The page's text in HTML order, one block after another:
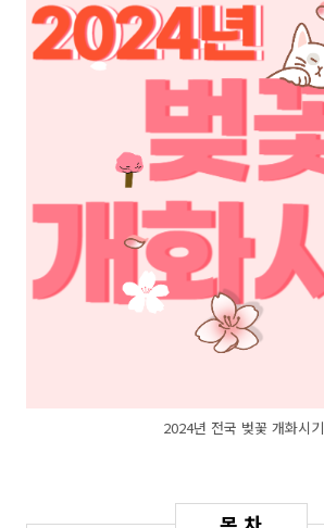
2024년 전국 벚꽃 개화시기